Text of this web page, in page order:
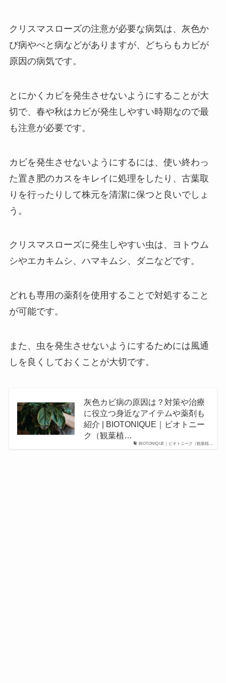
クリスマスローズの注意が必要な病気は、灰色か
び病やべと病などがありますが、どちらもカビが
原因の病気です。
とにかくカビを発生させないようにすることが大
切で、春や秋はカビが発生しやすい時期なので最
も注意が必要です。
カビを発生させないようにするには、使い終わっ
た置き肥のカスをキレイに処理をしたり、古葉取
りを行ったりして株元を清潔に保つと良いでしょ
う。
クリスマスローズに発生しやすい虫は、ヨトウム
シやエカキムシ、ハマキムシ、ダニなどです。
どれも専用の薬剤を使用することで対処すること
が可能です。
また、 虫を発生させないようにするためには風通
しを良くしておくことが大切です。
BIOTONIQUE｜ビオトニーク（観葉植…
灰色カビ病の原因は？対策や治療
に役立つ身近なアイテムや薬剤も
紹介 | BIOTONIQUE｜ビオトニー
ク（観葉植…